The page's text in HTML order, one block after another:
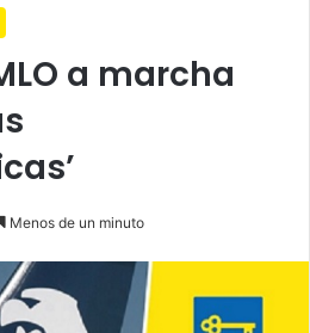
a marcha
Menos de un minuto